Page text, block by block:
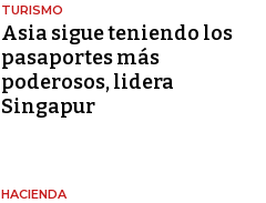
TURISMO
Asia sigue teniendo los
pasaportes más
poderosos, lidera
Singapur
HACIENDA